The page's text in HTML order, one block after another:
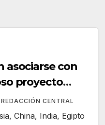
asociarse con
proyecto
REDACCIÓN CENTRAL
China, India, Egipto